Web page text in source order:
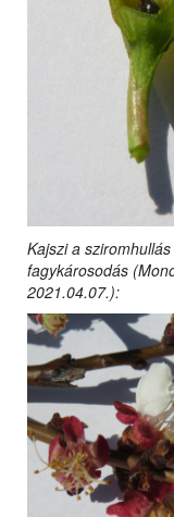
Kajszi a
fagykárosodás
2021.04.07.):